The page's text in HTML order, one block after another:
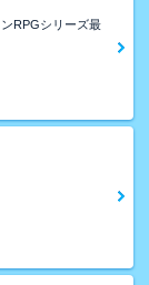
RPGシリーズ最